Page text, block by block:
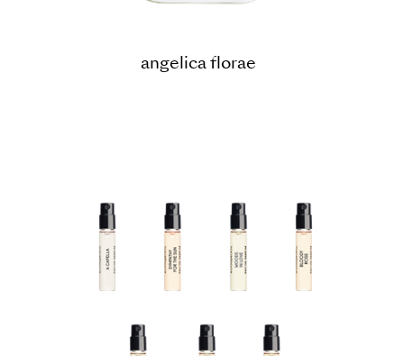
angelica florae